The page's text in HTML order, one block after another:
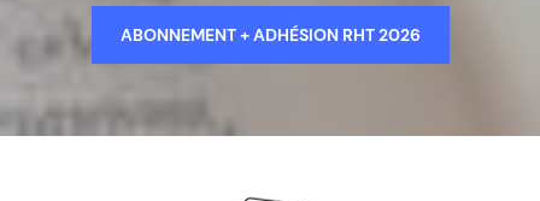
ABONNEMENT + ADHÉSION RHT 2026